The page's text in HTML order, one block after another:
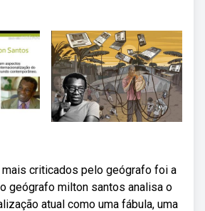
criticados pelo geógrafo foi a
geógrafo milton santos analisa o
atual como uma fábula, uma